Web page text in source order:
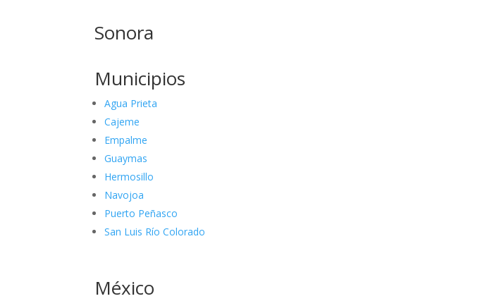
Sonora
Municipios
Agua Prieta
Cajeme
Empalme
Guaymas
Hermosillo
Navojoa
Puerto Peñasco
San Luis Río Colorado
México